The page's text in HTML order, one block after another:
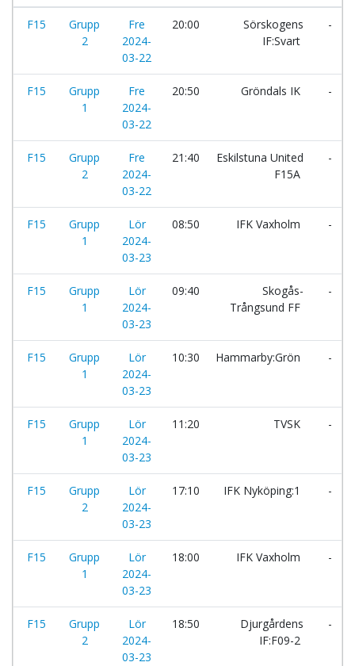
F15
Grupp
2
Fre
2024-
03-22
20:00
Sörskogens
IF:Svart
-
F15
Grupp
1
Fre
2024-
03-22
20:50 Gröndals IK -
F15
Grupp
2
Fre
2024-
03-22
21:40
Eskilstuna United
F15A
-
F15
Grupp
1
Lör
2024-
03-23
08:50 IFK Vaxholm -
F15
Grupp
1
Lör
2024-
03-23
09:40
Skogås-
Trångsund FF
-
F15
Grupp
1
Lör
2024-
03-23
10:30 Hammarby:Grön -
F15
Grupp
1
Lör
2024-
03-23
11:20 TVSK -
F15
Grupp
2
Lör
2024-
03-23
17:10 IFK Nyköping:1 -
F15
Grupp
1
Lör
2024-
03-23
18:00 IFK Vaxholm -
F15
Grupp
2
Lör
2024-
03-23
18:50
Djurgårdens
IF:F09-2
-